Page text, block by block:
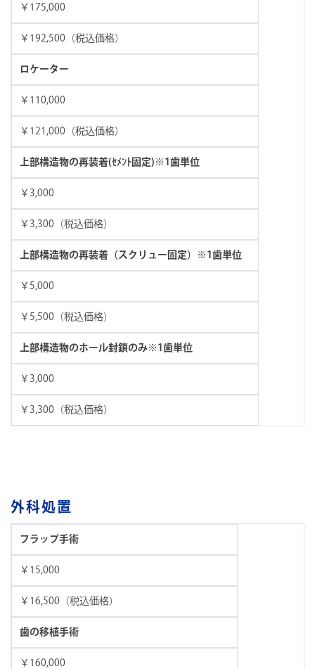
￥175,000
￥192,500（税込価格）
ロケーター
￥110,000
￥121,000（税込価格）
上部構造物の再装着(ｾﾒﾝﾄ固定)※1歯単位
￥3,000
￥3,300（税込価格）
上部構造物の再装着（スクリュー固定）※1歯単位
￥5,000
￥5,500（税込価格）
上部構造物のホール封鎖のみ※1歯単位
￥3,000
￥3,300（税込価格）
外科処置
フラップ手術
￥15,000
￥16,500（税込価格）
歯の移植手術
￥160,000